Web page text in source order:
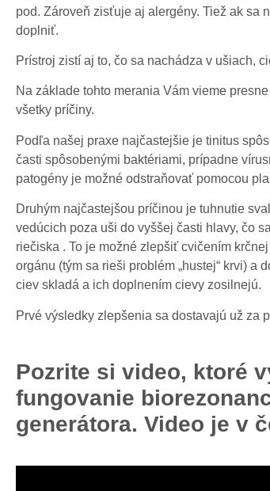
pod. Zároveň zisťuje aj alergény. Tiež ak sa
doplniť.
Prístroj zistí aj to, čo sa nachádza v ušiach,
Na základe tohto merania Vám vieme
všetky príčiny.
Podľa našej praxe najčastejšie je tinitus
časti spôsobenými baktériami, prípadne
patogény je možné odstraňovať pomocou
Druhým najčastejšou príčinou je tuhnutie
vedúcich poza uši do vyššej časti hlavy, čo
riečiska . To je možné zlepšiť cvičením
orgánu (tým sa rieši problém „hustej“ krvi) a
ciev skladá a ich doplnením cievy zosilnejú.
Prvé výsledky zlepšenia sa dostavajú už za
Pozrite si video, ktoré
fungovanie
generátora. Video je v